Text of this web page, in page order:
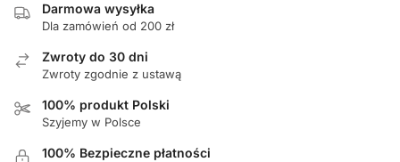
Darmowa wysyłka
Dla zamówień od 200 zł
Zwroty do 30 dni
Zwroty zgodnie z ustawą
100% produkt Polski
Szyjemy w Polsce
100% Bezpieczne płatności